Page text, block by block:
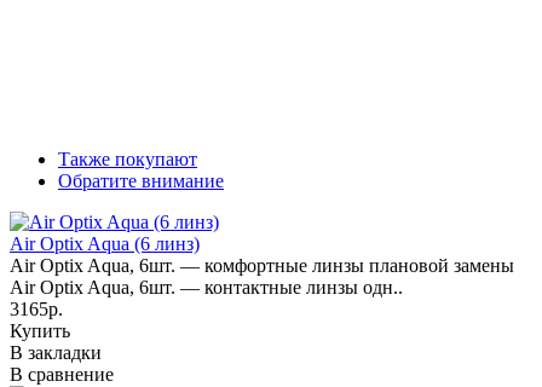
Также покупают
Обратите внимание
Air Optix Aqua (6 линз)
Air Optix Aqua, 6шт. — комфортные линзы плановой замены
Air Optix Aqua, 6шт. — контактные линзы одн..
3165р.
Купить
В закладки
В сравнение